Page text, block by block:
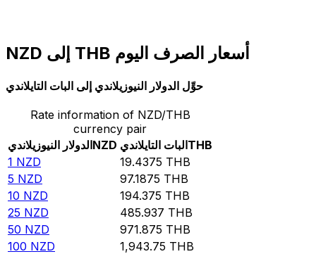
NZD إلى THB أسعار الصرف اليوم
حوِّل الدولار النيوزيلاندي إلى البات التايلاندي
Rate information of NZD/THB
currency pair
الدولار النيوزيلانديNZD البات التايلانديTHB
1 NZD 19.4375 THB
5 NZD 97.1875 THB
10 NZD 194.375 THB
25 NZD 485.937 THB
50 NZD 971.875 THB
100 NZD 1,943.75 THB